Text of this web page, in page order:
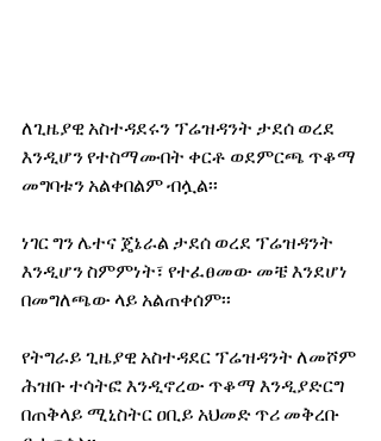
ለጊዜያዊ አስተዳደሩን ፕሬዝዳንት ታደሰ ወረደ
እንዲሆን የተስማሙበት ቀርቶ ወደምርጫ ጥቆማ
መግባቱን አልቀበልም ብሏል፡፡
ነገር ግን ሌተና ጄኔራል ታደሰ ወረደ ፕሬዝዳንት
እንዲሆን ስምምነት፣ የተፈፀመው መቼ እንደሆነ
በመግለጫው ላይ አልጠቀሰም፡፡
የትግራይ ጊዜያዊ አስተዳደር ፕሬዝዳንት ለመሾም
ሕዝቡ ተሳትፎ እንዲኖረው ጥቆማ እንዲያድርግ
በጠቅላይ ሚኒስትር ዐቢይ አህመድ ጥሪ መቅረቡ